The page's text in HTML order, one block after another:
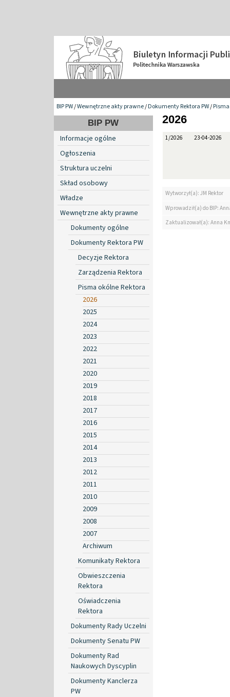
BIP PW/Wewnętrzne akty prawne/Dokumenty Rektora PW/
BIP PW
Informacje ogólne
Ogłoszenia
Struktura uczelni
Skład osobowy
Władze
Wewnętrzne akty prawne
Dokumenty ogólne
Dokumenty Rektora PW
Decyzje Rektora
Zarządzenia Rektora
Pisma okólne Rektora
2026
2025
2024
2023
2022
2021
2020
2019
2018
2017
2016
2015
2014
2013
2012
2011
2010
2009
2008
2007
Archiwum
Komunikaty Rektora
Obwieszczenia
Rektora
Oświadczenia
Rektora
Dokumenty Rady Uczelni
Dokumenty Senatu PW
Dokumenty Rad
Naukowych Dyscyplin
Dokumenty Kanclerza
PW
2026
1/2026 23-04-2026
Wytworzył(a): JM Rektor
Wprowadził(a) do BIP:
Zaktualizował(a): Anna